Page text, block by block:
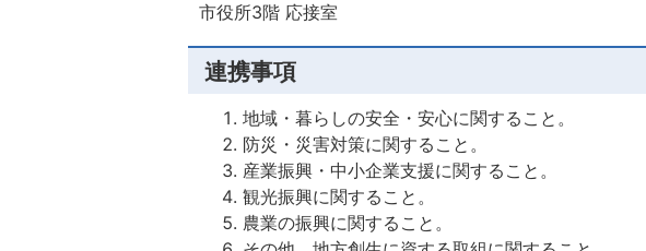
市役所3階 応接室
連携事項
地域・暮らしの安全・安心に関すること。
防災・災害対策に関すること。
産業振興・中小企業支援に関すること。
観光振興に関すること。
農業の振興に関すること。